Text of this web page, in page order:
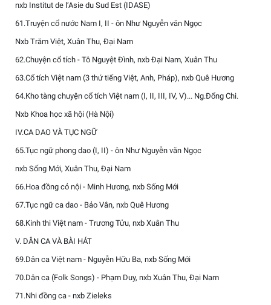
nxb Institut de l’Asie du Sud Est (IDASE)
61.Truyện cổ nước Nam I, II - ôn Như Nguyễn văn Ngọc
Nxb Trăm Việt, Xuân Thu, Đại Nam
62.Chuyện cổ tích - Tô Nguyệt Đình, nxb Đại Nam, Xuân Thu
63.Cổ tích Việt nam (3 thứ tiếng Việt, Anh, Pháp), nxb Quê Hương
64.Kho tàng chuyện cổ tích Việt nam (I, II, III, IV, V)... Ng.Đổng Chi.
Nxb Khoa học xã hội (Hà Nội)
IV.CA DAO VÀ TỤC NGỮ
65.Tục ngữ phong dao (I, II) - ôn Như Nguyễn văn Ngọc
nxb Sống Mới, Xuân Thu, Đại Nam
66.Hoa đồng cỏ nội - Minh Hương, nxb Sống Mới
67.Tục ngữ ca dao - Bảo Vân, nxb Quê Hương
68.Kinh thi Việt nam - Trương Tửu, nxb Xuân Thu
V. DÂN CA VÀ BÀI HÁT
69.Dân ca Việt nam - Nguyễn Hữu Ba, nxb Sống Mới
70.Dân ca (Folk Songs) - Phạm Duy, nxb Xuân Thu, Đại Nam
71.Nhi đồng ca - nxb Zieleks